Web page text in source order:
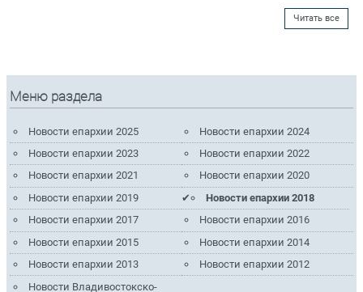
Читать все
Меню раздела
Новости епархии 2025
Новости епархии 2024
Новости епархии 2023
Новости епархии 2022
Новости епархии 2021
Новости епархии 2020
Новости епархии 2019
Новости епархии 2018
Новости епархии 2017
Новости епархии 2016
Новости епархии 2015
Новости епархии 2014
Новости епархии 2013
Новости епархии 2012
Новости Владивостокско-